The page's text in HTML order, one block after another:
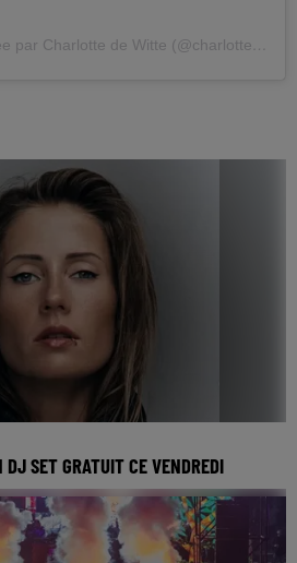
Une publication partagée par Charlotte de Witte (@charlottedewittemusic)
SET GRATUIT CE VENDREDI